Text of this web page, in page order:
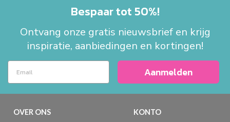
Bespaar tot 50%!
Ontvang onze gratis nieuwsbrief en krijg
inspiratie, aanbiedingen en kortingen!
Aanmelden
OVER ONS KONTO